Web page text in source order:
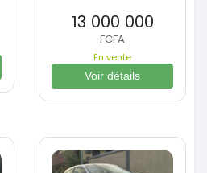
13 000 000
FCFA
En vente
Voir détails